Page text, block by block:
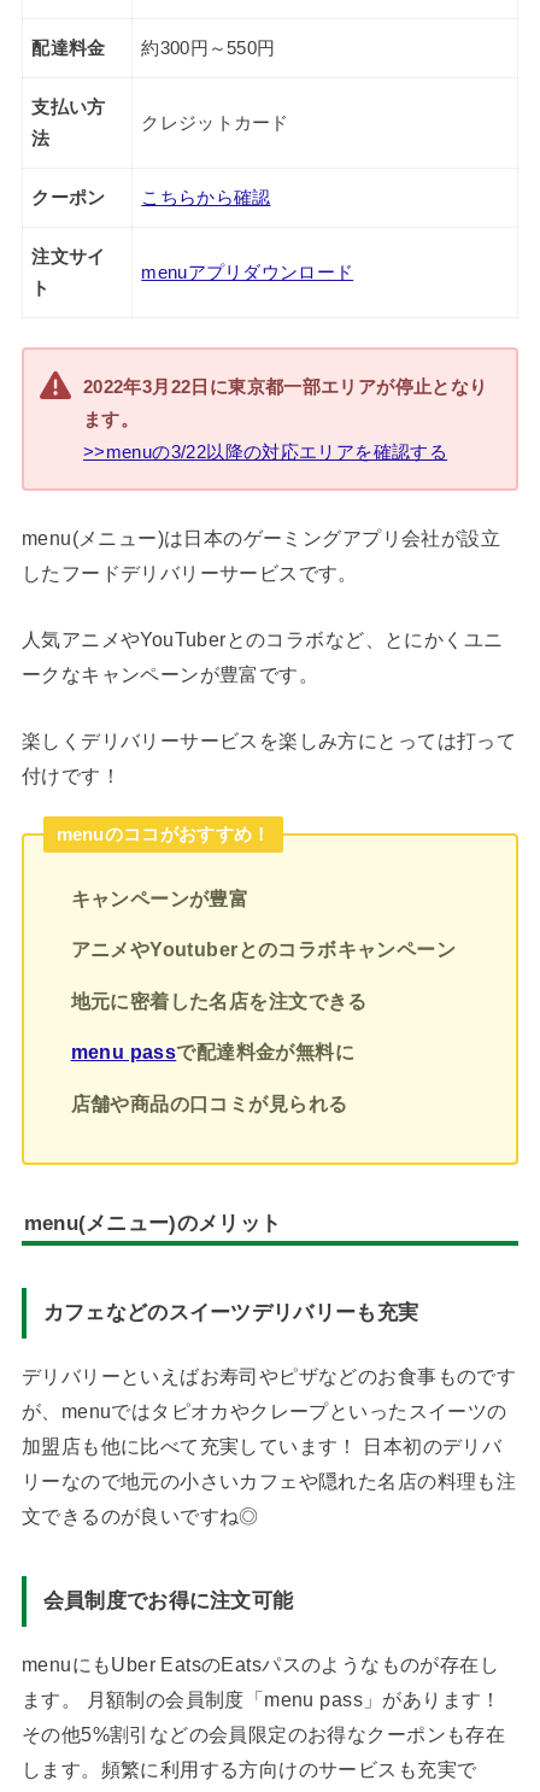
配達料金 約300円～550円
支払い方
法
クレジットカード
クーポン こちらから確認
注文サイ
ト
menuアプリダウンロード
2022年3月22日に東京都一部エリアが停止となり
ます。
>>menuの3/22以降の対応エリアを確認する
menu(メニュー)は日本のゲーミングアプリ会社が設立
したフードデリバリーサービスです。
人気アニメやYouTuberとのコラボなど、とにかくユニ
ークなキャンペーンが豊富です。
楽しくデリバリーサービスを楽しみ方にとっては打って
付けです！
menuのココがおすすめ！
キャンペーンが豊富
アニメやYoutuberとのコラボキャンペーン
地元に密着した名店を注文できる
menu passで配達料金が無料に
店舗や商品の口コミが見られる
menu(メニュー)のメリット
カフェなどのスイーツデリバリーも充実
デリバリーといえばお寿司やピザなどのお食事ものです
が、menuではタピオカやクレープといったスイーツの
加盟店も他に比べて充実しています！ 日本初のデリバ
リーなので地元の小さいカフェや隠れた名店の料理も注
文できるのが良いですね◎
会員制度でお得に注文可能
menuにもUber EatsのEatsパスのようなものが存在し
ます。 月額制の会員制度「menu pass」があります！
その他5%割引などの会員限定のお得なクーポンも存在
します。頻繁に利用する方向けのサービスも充実で